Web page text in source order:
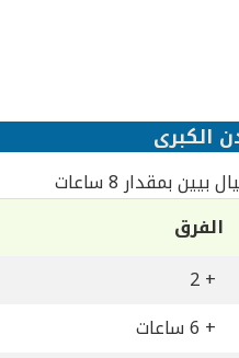
الكبرى
بمقدار 8 ساعات
الفرق
+ 2
+ 6 ساعات